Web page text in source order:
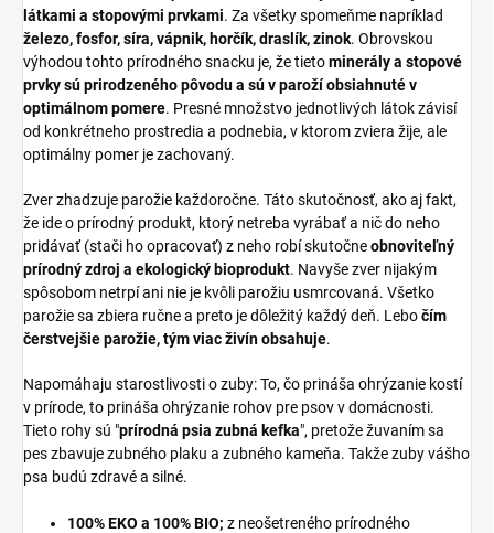
látkami a stopovými prvkami. Za všetky spomeňme napríklad
železo, fosfor, síra, vápnik, horčík, draslík, zinok. Obrovskou
výhodou tohto prírodného snacku je, že tietominerály a stopové
prvky sú prirodzeného pôvodu a sú v paroží obsiahnuté v
optimálnom pomere. Presné množstvo jednotlivých látok závisí
od konkrétneho prostredia a podnebia, v ktorom zviera žije, ale
optimálny pomer je zachovaný.
Zver zhadzuje parožie každoročne. Táto skutočnosť, ako aj fakt,
že ide o prírodný produkt, ktorý netreba vyrábať a nič do neho
pridávať (stači ho opracovať) z neho robí skutočneobnoviteľný
prírodný zdroj a ekologický bioprodukt. Navyše zver nijakým
spôsobom netrpí ani nie je kvôli parožiu usmrcovaná. Všetko
parožie sa zbiera ručne a preto je dôležitý každý deň. Lebočím
čerstvejšie parožie, tým viac živín obsahuje.
Napomáhaju starostlivosti o zuby: To, čo prináša ohrýzanie kostí
v prírode, to prináša ohrýzanie rohov pre psov v domácnosti.
Tieto rohy sú "prírodná psia zubná kefka", pretože žuvaním sa
pes zbavuje zubného plaku a zubného kameňa. Takže zuby vášho
psa budú zdravé a silné.
100% EKO a 100% BIO; z neošetreného prírodného